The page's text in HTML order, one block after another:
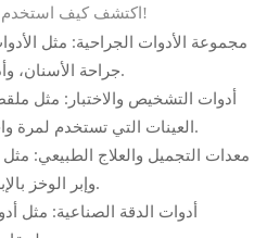
اكتشف كيف استخدم عملاؤنا منتجاتنا لتحقيق الإبداع!
مجموعة الأدوات الجراحية: مثل
جراحة الأسنان، وأدوات طب العيون، وما إلى ذلك.
أدوات التشخيص والاختبار: مثل
العينات التي تستخدم لمرة واحدة، والأدوات الخاصة بالمختبر.
معدات التجميل والعلاج الطبيعي:
وإبر الوخز بالإبر والكي وأدوات العلاج الطبيعي.
أدوات الدقة الصناعية: مثل